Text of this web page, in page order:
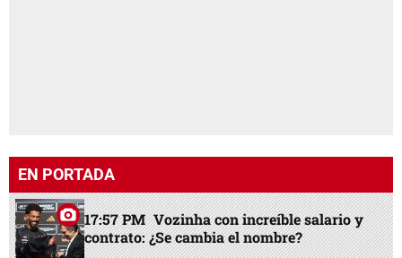
EN PORTADA
17:57 PM Vozinha con increíble salario y
contrato: ¿Se cambia el nombre?